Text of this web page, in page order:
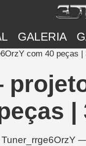
GALERIA
com 40 peças |
|